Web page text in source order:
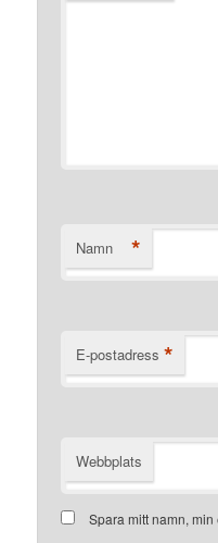
Namn *
E-postadress *
Webbplats
Spara mitt namn,